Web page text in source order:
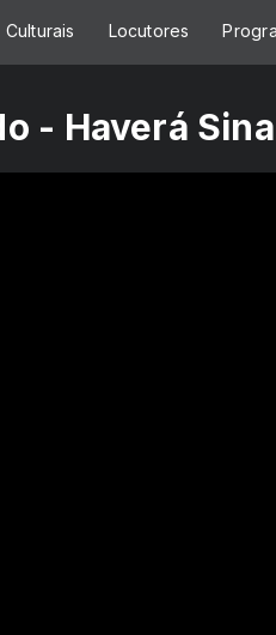
Locutores
- Haverá